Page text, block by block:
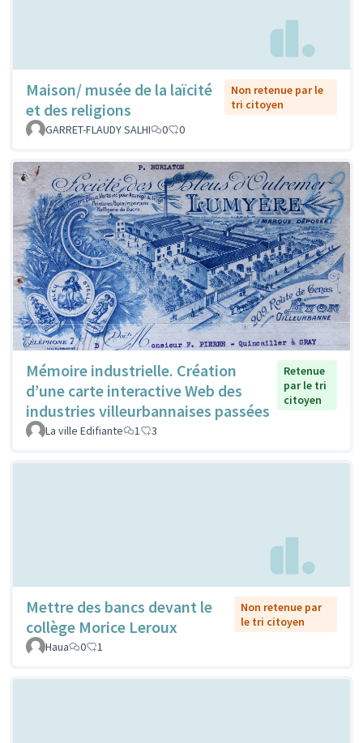
Maison/ musée de la laïcité
et des religions
Non retenue par le
tri citoyen
GARRET-FLAUDY SALHI
0 0
Mémoire industrielle. Création
d’une carte interactive Web des
industries villeurbannaises passées
Retenue
par le tri
citoyen
La ville Edifiante 1 3
Mettre des bancs devant le
collège Morice Leroux
Non retenue par
le tri citoyen
Haua
0 1